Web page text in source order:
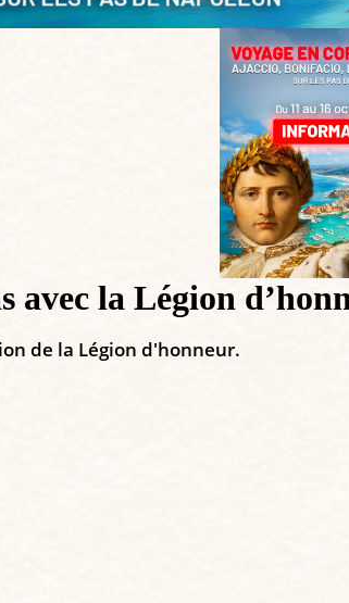
avec la Légion
de la Légion d'honneur.